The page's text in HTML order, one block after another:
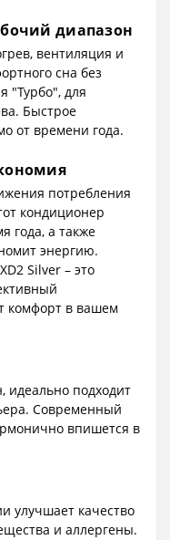
диапазон
вентиляция и
сна без
"Турбо", для
Быстрое
от времени года.
потребления
кондиционер
года, а также
энергию.
Silver – это
комфорт в вашем
идеально подходит
Современный
впишется в
улучшает качество
и аллергены.